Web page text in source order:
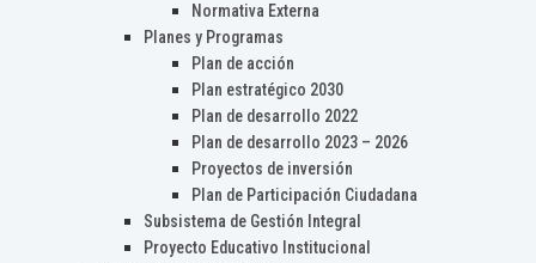
Normativa Externa
Planes y Programas
Plan de acción
Plan estratégico 2030
Plan de desarrollo 2022
Plan de desarrollo 2023 – 2026
Proyectos de inversión
Plan de Participación Ciudadana
Subsistema de Gestión Integral
Proyecto Educativo Institucional